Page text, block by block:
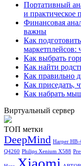
Портативный
и практическое
Финансовая
важны
Как
маркетплейсов:
Как выбрать
Как найти
Как правильно
Как приседать,
Как набрать
Виртуальный сервер
ТОП метки
DeepMind Harper HB-
Q4260 Philips Xenium X588